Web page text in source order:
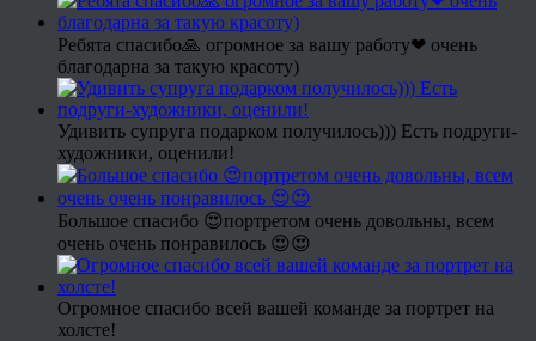
Ребята спасибо🙏 огромное за вашу работу❤ очень
благодарна за такую красоту)
Удивить супруга подарком получилось))) Есть подруги-
художники, оценили!
Большое спасибо 😍портретом очень довольны, всем
очень очень понравилось 😍😍
Огромное спасибо всей вашей команде за портрет на
холсте!